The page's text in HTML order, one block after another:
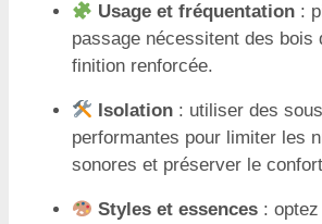
Usage et fréquentation :
passage nécessitent des bois
finition renforcée.
Isolation : utiliser des
performantes pour limiter les
sonores et préserver le
Styles et essences :